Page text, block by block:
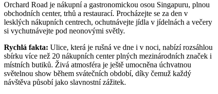
Orchard Road je nákupní a gastronomickou osou Singapuru, plnou
obchodních center, trhů a restaurací. Procházejte se za den v
lesklých nákupních centrech, ochutnávejte jídla v jídelnách a večery
si vychutnávejte pod neonovými světly.
Rychlá fakta: Ulice, která je rušná ve dne i v noci, nabízí rozsáhlou
sbírku více než 20 nákupních center plných mezinárodních značek i
místních butiků. Živá atmosféra je ještě umocněna úchvatnou
světelnou show během svátečních období, díky čemuž každý
návštěva působí jako slavnostní zážitek.